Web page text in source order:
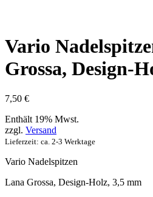
Vario
Grossa, Design-
7,50 €
Enthält 19% Mwst.
zzgl. Versand
Lieferzeit: ca. 2-3 Werktage
Vario Nadelspitzen
Lana Grossa, Design-Holz, 3,5 mm